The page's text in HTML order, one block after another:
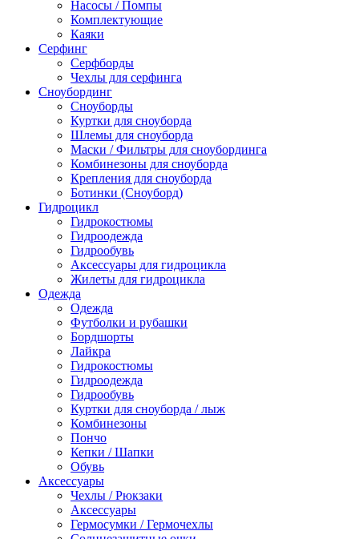
Насосы / Помпы
Комплектующие
Каяки
Серфинг
Серфборды
Чехлы для серфинга
Сноубординг
Сноуборды
Куртки для сноуборда
Шлемы для сноуборда
Маски / Фильтры для сноубординга
Комбинезоны для сноуборда
Крепления для сноуборда
Ботинки (Сноуборд)
Гидроцикл
Гидрокостюмы
Гидроодежда
Гидрообувь
Аксессуары для гидроцикла
Жилеты для гидроцикла
Одежда
Одежда
Футболки и рубашки
Бордшорты
Лайкра
Гидрокостюмы
Гидроодежда
Гидрообувь
Куртки для сноуборда / лыж
Комбинезоны
Пончо
Кепки / Шапки
Обувь
Аксессуары
Чехлы / Рюкзаки
Аксессуары
Гермосумки / Гермочехлы